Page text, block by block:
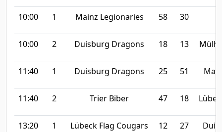
10:00
1 Mainz Legionaries 58 30
10:00 2 Duisburg Dragons 18 13
11:40 1 Duisburg Dragons 25 51
11:40 2 Trier Biber 47 18
13:20 1 Lübeck Flag Cougars 12 27